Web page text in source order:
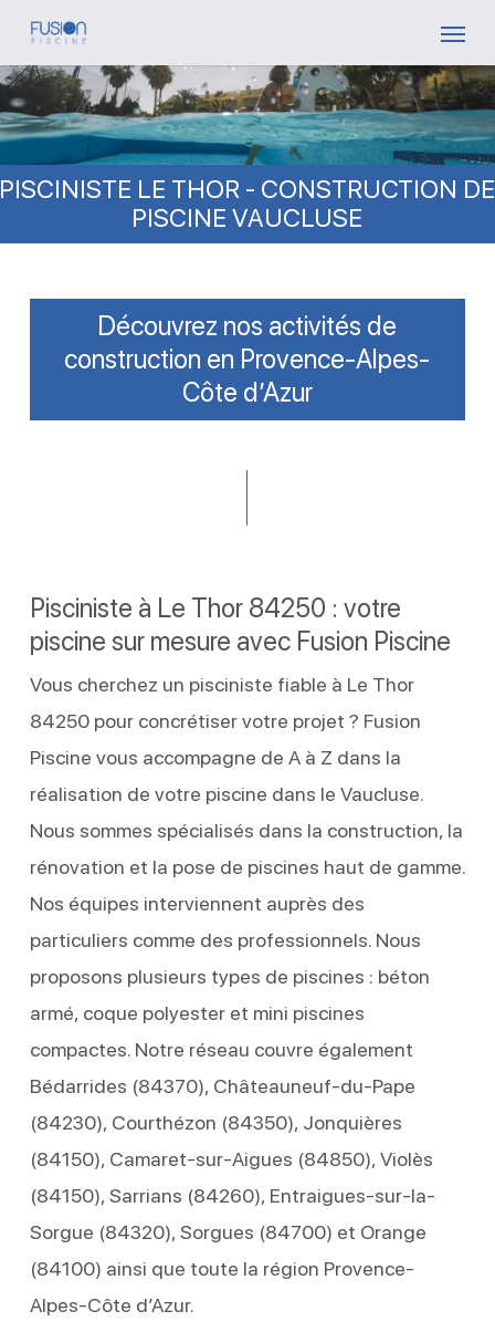
Skip
main
content
PISCINISTE LE THOR - CONSTRUCTION DE
PISCINE VAUCLUSE
Découvrez nos activités de
construction en Provence-Alpes-
Côte d’Azur
Pisciniste à Le Thor 84250 : votre
piscine sur mesure avec Fusion Piscine
Vous cherchez un pisciniste fiable à Le Thor
84250 pour concrétiser votre projet ? Fusion
Piscine vous accompagne de A à Z dans la
réalisation de votre piscine dans le Vaucluse.
Nous sommes spécialisés dans la construction, la
rénovation et la pose de piscines haut de gamme.
Nos équipes interviennent auprès des
particuliers comme des professionnels. Nous
proposons plusieurs types de piscines : béton
armé, coque polyester et mini piscines
compactes. Notre réseau couvre également
Bédarrides (84370), Châteauneuf-du-Pape
(84230), Courthézon (84350), Jonquières
(84150), Camaret-sur-Aigues (84850), Violès
(84150), Sarrians (84260), Entraigues-sur-la-
Sorgue (84320), Sorgues (84700) et Orange
(84100) ainsi que toute la région Provence-
Alpes-Côte d’Azur.